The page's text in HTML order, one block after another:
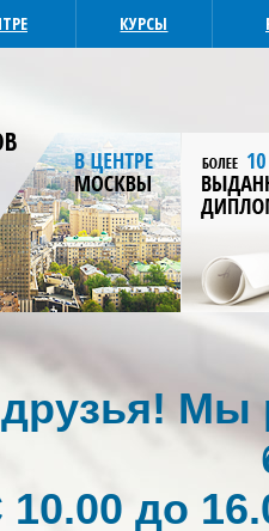
КУРСЫ
Мы
10.00 до